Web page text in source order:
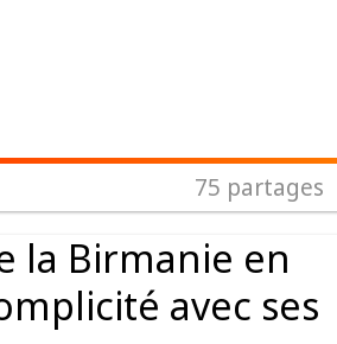
75 partages
la Birmanie en
avec ses